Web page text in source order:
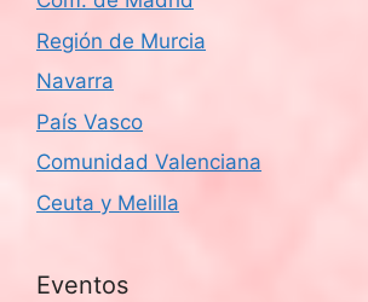
Región de Murcia
Navarra
País Vasco
Comunidad Valenciana
Ceuta y Melilla
Eventos